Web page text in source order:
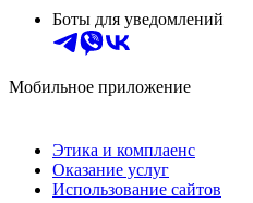
Боты для уведомлений
Мобильное приложение
Этика и комплаенс
Оказание услуг
Использование сайтов